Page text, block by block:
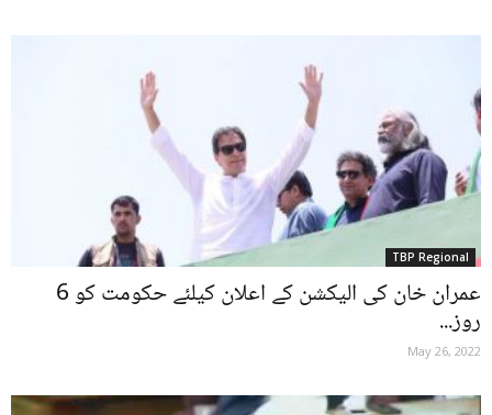
TBP Regional
عمران خان کی الیکشن کے اعلان کیلئے حکومت کو 6
روز...
May 26, 2022